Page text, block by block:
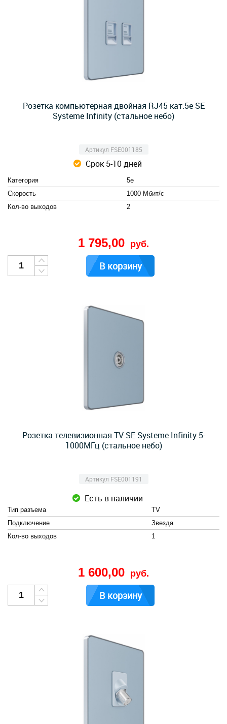
Розетка компьютерная двойная RJ45 кат.5e SE
Systeme Infinity (стальное небо)
Артикул FSE001185
Срок 5-10 дней
Категория
5e
Скорость
1000 Мбит/с
Кол-во выходов
2
1 795,00 руб.
В корзину
Розетка телевизионная TV SE Systeme Infinity 5-
1000MГц (стальное небо)
Артикул FSE001191
Есть в наличии
Тип разъема
TV
Подключение
Звезда
Кол-во выходов
1
1 600,00 руб.
В корзину